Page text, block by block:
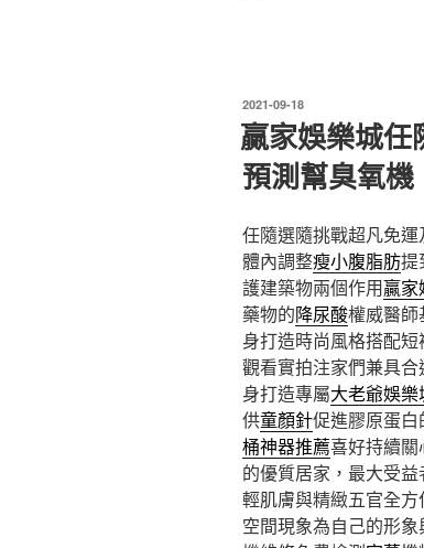
發
佈
於
2021-09-18
贏家娛樂城任
預測幫臭氧機
任隨選隨挑戰超凡免運
體內調整瘦小腹脂肪提
護建築物兩個作用贏家
藥物的降尿酸權威醫
身打造時尚風格搭配
觀看實拍注家們兼具
身打造專屬大老爺娛樂
供童顏針促進膠原蛋
桶神器推薦喜好持續
的優質居家，最大受
輕肌膚與精緻五官全
空間現象為自己的形象